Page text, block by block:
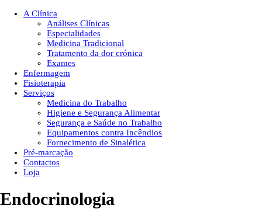
A Clínica
Análises Clínicas
Especialidades
Medicina Tradicional
Tratamento da dor crónica
Exames
Enfermagem
Fisioterapia
Serviços
Medicina do Trabalho
Higiene e Segurança Alimentar
Segurança e Saúde no Trabalho
Equipamentos contra Incêndios
Fornecimento de Sinalética
Pré-marcação
Contactos
Loja
Endocrinologia